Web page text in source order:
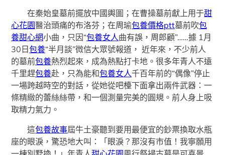
在秦始皇墓前擺放中國輿圖；在曹操墓前獻上用于甜
心花園醫治頭痛的布洛芬；在周瑜包養價格ptt墓前吹包
養甜心網小曲，只因“包養女人曲有誤，周郎顧”……據 1月
30日包養“半月談”微信大眾號報道， 近年來，不少前人
的墓前包養熱烈起來，成為熱點打卡地。很多年青人不遠
千里趕包養赴，只為能和包養女人千百年前的“偶像”停止
一場跨越時空的對話，從她從吧檯下面拿出兩件武器：一
條精緻的蕾絲絲帶，和一個測量完美的圓規。前人身上吸
取精力氣力。
這包養故事屆牛土豪聽到要用最便宜的鈔票換取水瓶
座的眼淚，驚恐地大叫：「眼淚？那沒有市值！我寧願用